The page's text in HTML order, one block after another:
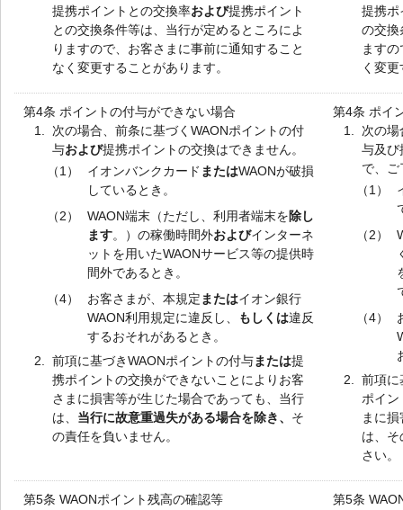
提携ポイントとの交換率および提携ポイント
との交換条件等は、当行が定めるところによ
りますので、お客さまに事前に通知すること
なく変更することがあります。
提携ポ
の交換
ます
く変
第4条 ポイントの付与ができない場合
1.
次の場合、前条に基づくWAONポイントの付
与および提携ポイントの交換はできません。
（1）
イオンバンクカード またはWAONが破損
しているとき。
（2）
WAON端末（ただし、利用者端末を除し
ます。）の稼働時間外およびインターネ
ットを用いたWAONサービス等の提供時
間外であるとき。
（4）
お客さまが、本規定 またはイオン銀行
WAON利用規定に違反し、
もしくは違反
するおそれがあるとき。
2.
前項に基づきWAONポイントの付与または提
携ポイントの交換ができないことによりお客
さまに損害等が生じた場合であっても、当行
は、 当行に故意重過失がある場合を除き、 そ
の責任を負いません。
第4条 ポイ
1.
次の場
与及び
で、
（1）
（2）
（4）
2.
前項に
ポイ
まに
は、
さい。
第5条 WAONポイント残高の確認等
第5条